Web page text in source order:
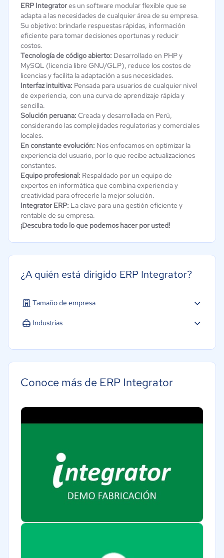
ERP Integratores un software modular flexible que se
adapta a las necesidades de cualquier área de su empresa.
Su objetivo: brindarle respuestas rápidas, información
eficiente para tomar decisiones oportunas y reducir
costos.
Tecnología de código abierto: Desarrollado en PHP y
MySQL (licencia libre GNU/GLP), reduce los costos de
licencias y facilita la adaptación a sus necesidades.
Interfaz intuitiva: Pensada para usuarios de cualquier nivel
de experiencia, con una curva de aprendizaje rápida y
sencilla.
Solución peruana: Creada y desarrollada en Perú,
considerando las complejidades regulatorias y comerciales
locales.
En constante evolución: Nos enfocamos en optimizar la
experiencia del usuario, por lo que recibe actualizaciones
constantes.
Equipo profesional: Respaldado por un equipo de
expertos en informática que combina experiencia y
creatividad para ofrecerle la mejor solución.
Integrator ERP: La clave para una gestión eficiente y
rentable de su empresa.
¡Descubra todo lo que podemos hacer por usted!
¿A quién está dirigido ERP Integrator?
Tamaño de empresa
Micro: 1 a 9 trabajadores
Industrias
Minorista
Telecomunicaciones
Alimentaria
Manufactura
Transporte y logística
Conoce más de ERP Integrator